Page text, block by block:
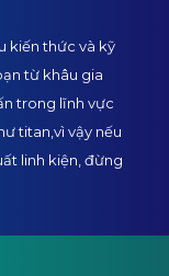
kiến thức và kỹ
từ khâu gia
trong lĩnh vực
titan,vì vậy nếu
linh kiện, đừng